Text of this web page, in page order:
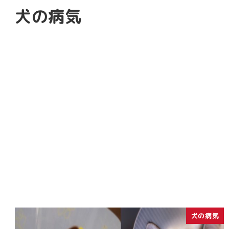
犬の病気
犬の病気